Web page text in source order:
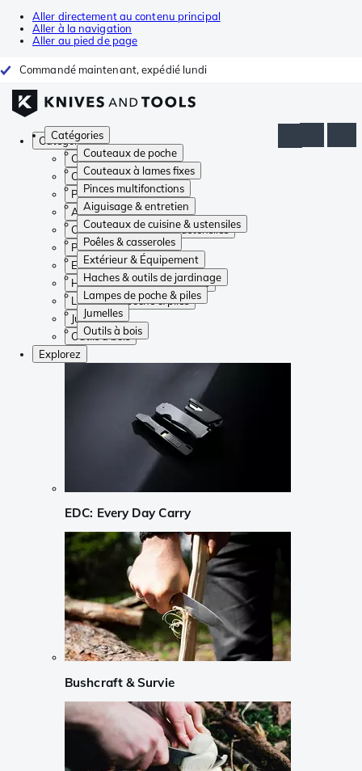
Aller directement au contenu principal
Aller à la navigation
Aller au pied de page
Commandé maintenant, expédié lundi
Catégories
Couteaux de poche
Couteaux à lames fixes
Pinces multifonctions
Aiguisage & entretien
Couteaux de cuisine & ustensiles
Poêles & casseroles
Extérieur & Équipement
Haches & outils de jardinage
Lampes de poche & piles
Jumelles
Outils à bois
Catégories
Couteaux de poche
Couteaux à lames fixes
Pinces multifonctions
Aiguisage & entretien
Couteaux de cuisine & ustensiles
Poêles & casseroles
Extérieur & Équipement
Haches & outils de jardinage
Lampes de poche & piles
Jumelles
Outils à bois
Explorez
EDC: Every Day Carry
Bushcraft & Survie